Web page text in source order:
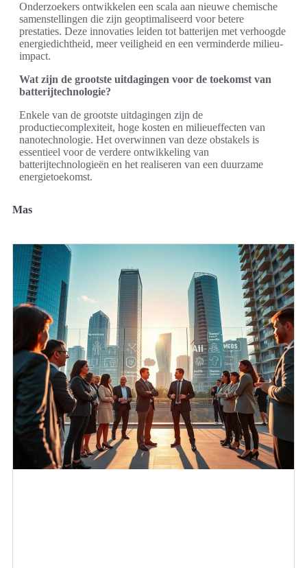
Onderzoekers ontwikkelen een scala aan nieuwe chemische
samenstellingen die zijn geoptimaliseerd voor betere
prestaties. Deze innovaties leiden tot batterijen met verhoogde
energiedichtheid, meer veiligheid en een verminderde milieu-
impact.
Wat zijn de grootste uitdagingen voor de toekomst van
batterijtechnologie?
Enkele van de grootste uitdagingen zijn de
productiecomplexiteit, hoge kosten en milieueffecten van
nanotechnologie. Het overwinnen van deze obstakels is
essentieel voor de verdere ontwikkeling van
batterijtechnologieën en het realiseren van een duurzame
energietoekomst.
Mas